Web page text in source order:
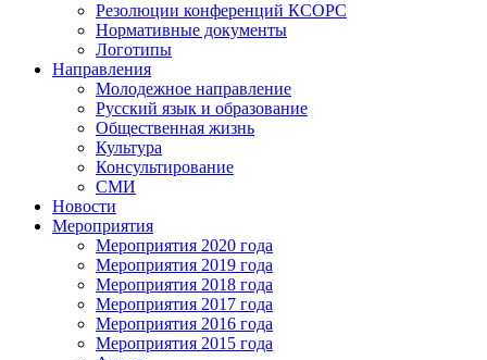
Резолюции конференций КСОРС
Нормативные документы
Логотипы
Направления
Молодежное направление
Русский язык и образование
Общественная жизнь
Культура
Консультирование
СМИ
Новости
Мероприятия
Мероприятия 2020 года
Мероприятия 2019 года
Мероприятия 2018 годa
Мероприятия 2017 года
Мероприятия 2016 года
Мероприятия 2015 года